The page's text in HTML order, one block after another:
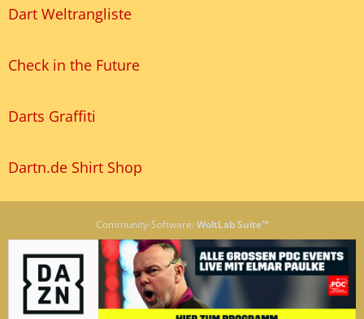
Dart Weltrangliste
Check in the Future
Darts Graffiti
Dartn.de Shirt Shop
Community-Software: WoltLab Suite™